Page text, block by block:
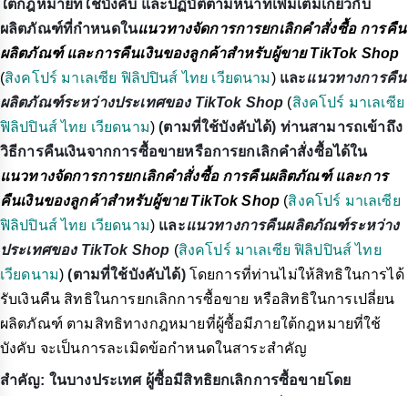
ใต้กฎหมายที่ใช้บังคับ และปฏิบัติตามหน้าที่เพิ่มเติมเกี่ยวกับ
ผลิตภัณฑ์ที่กำหนดในแนวทางจัดการการยกเลิกคำสั่งซื้อ การคืน
ผลิตภัณฑ์ และการคืนเงินของลูกค้าสำหรับผู้ขาย TikTok Shop
(สิงคโปร์ มาเลเซีย ฟิลิปปินส์ ไทย เวียดนาม)และแนวทางการคืน
ผลิตภัณฑ์ระหว่างประเทศของ TikTok Shop (สิงคโปร์ มาเลเซีย
ฟิลิปปินส์ ไทย เวียดนาม) (ตามที่ใช้บังคับได้) ท่านสามารถเข้าถึง
วิธีการคืนเงินจากการซื้อขายหรือการยกเลิกคำสั่งซื้อได้ใน
แนวทางจัดการการยกเลิกคำสั่งซื้อ การคืนผลิตภัณฑ์ และการ
คืนเงินของลูกค้าสำหรับผู้ขาย TikTok Shop (สิงคโปร์ มาเลเซีย
ฟิลิปปินส์ ไทย เวียดนาม) และแนวทางการคืนผลิตภัณฑ์ระหว่าง
ประเทศของ TikTok Shop (สิงคโปร์ มาเลเซีย ฟิลิปปินส์ ไทย
เวียดนาม) (ตามที่ใช้บังคับได้) โดยการที่ท่านไม่ให้สิทธิในการได้
รับเงินคืน สิทธิในการยกเลิกการซื้อขาย หรือสิทธิในการเปลี่ยน
ผลิตภัณฑ์ ตามสิทธิทางกฎหมายที่ผู้ซื้อมีภายใต้กฎหมายที่ใช้
บังคับ จะเป็นการละเมิดข้อกำหนดในสาระสำคัญ
สำคัญ: ในบางประเทศ ผู้ซื้อมีสิทธิยกเลิกการซื้อขายโดย